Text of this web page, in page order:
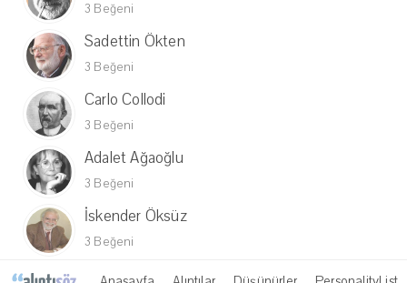
3 Beğeni
Sadettin Ökten
3 Beğeni
Carlo Collodi
3 Beğeni
Adalet Ağaoğlu
3 Beğeni
İskender Öksüz
3 Beğeni